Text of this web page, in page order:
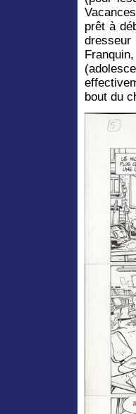
prêt à
bout du